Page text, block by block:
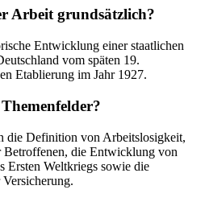
Arbeit grundsätzlich?
Entwicklung einer staatlichen
vom späten 19.
Etablierung im Jahr 1927.
die Definition von Arbeitslosigkeit,
Betroffenen, die Entwicklung von
Ersten Weltkriegs sowie die